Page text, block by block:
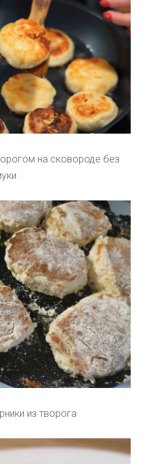
на сковороде без
из творога